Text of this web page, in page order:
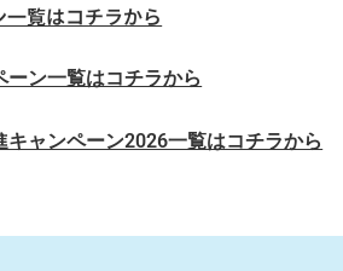
覧はコチラから
ーン一覧はコチラから
キャンペーン2026一覧はコチラから